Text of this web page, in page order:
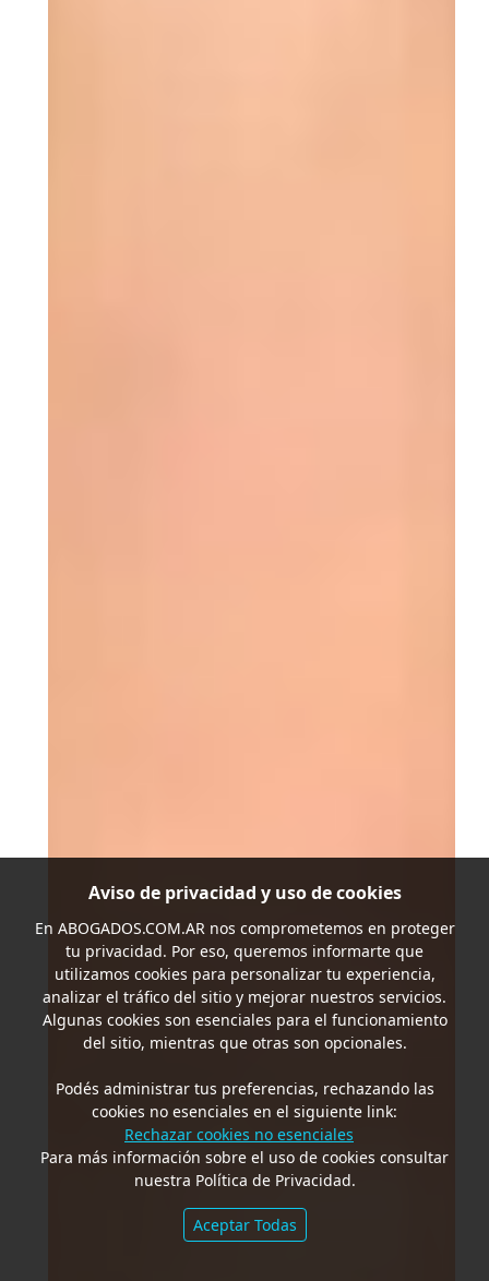
Aviso de privacidad y uso de cookies
En ABOGADOS.COM.ARnos comprometemos en proteger
tu privacidad. Por eso, queremos informarte que
utilizamos cookies para personalizar tu experiencia,
analizar el tráfico del sitio y mejorar nuestros servicios.
Algunas cookies son esenciales para el funcionamiento
del sitio, mientras que otras son opcionales.
Podés administrar tus preferencias, rechazando las
cookies no esenciales en el siguiente link:
Rechazar cookies no esenciales
Para más información sobre el uso de cookies consultar
nuestra Política de Privacidad.
Aceptar Todas